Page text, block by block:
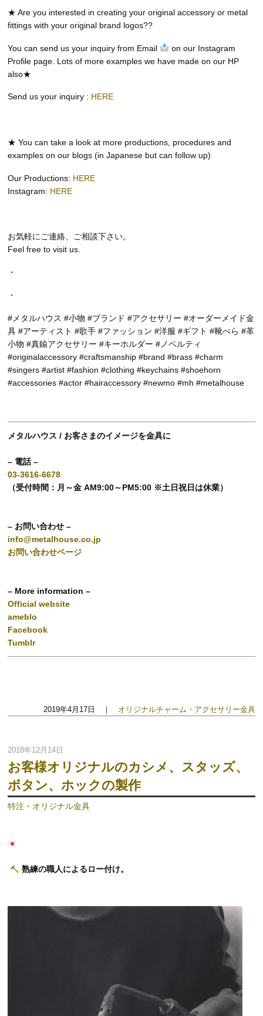
★ Are you interested in creating your original accessory or metal
fittings with your original brand logos??
You can send us your inquiry from Email
on our Instagram
Profile page. Lots of more examples we have made on our HP
also★
Send us your inquiry : HERE
★ You can take a look at more productions, procedures and
examples on our blogs (in Japanese but can follow up)
Our Productions: HERE
Instagram: HERE
お気軽にご連絡、ご相談下さい。
Feel free to visit us.
・
・
#メタルハウス #小物 #ブランド #アクセサリー #オーダーメイド金
具 #アーティスト #歌手 #ファッション #洋服 #ギフト #靴べら #革
小物 #真鍮アクセサリー #キーホルダー #ノベルティ
#originalaccessory #craftsmanship #brand #brass #charm
#singers #artist #fashion #clothing #keychains #shoehorn
#accessories #actor #hairaccessory #newmo #mh #metalhouse
メタルハウス / お客さまのイメージを金具に
– 電話 –
03-3616-6678
（受付時間：月～金 AM9:00～PM5:00 ※土日祝日は休業）
– お問い合わせ –
info@metalhouse.co.jp
お問い合わせページ
– More information –
Official website
ameblo
Facebook
Tumblr
2019年4月17日 ｜ オリジナルチャーム・アクセサリー金具
2018年12月14日
お客様オリジナルのカシメ、スタッズ、
ボタン、ホックの製作
特注・オリジナル金具
熟練の職人によるロー付け。